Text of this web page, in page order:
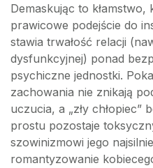
Demaskując to
prawicowe podejście do
stawia trwałość relacji
dysfunkcyjnej) ponad
psychiczne jednostki.
zachowania nie znikają
uczucia, a „zły chłopiec”
prostu pozostaje
szowinizmowi jego
romantyzowanie